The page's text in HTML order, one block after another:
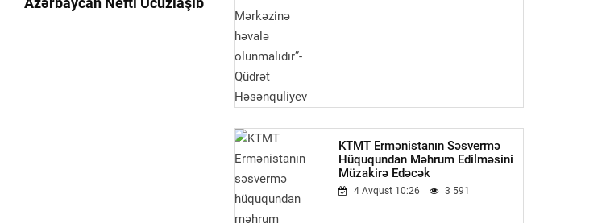
KTMT Ermənistanın Səsvermə
Hüququndan Məhrum Edilməsini
Müzakirə Edəcək
4 Avqust 10:26 3 591